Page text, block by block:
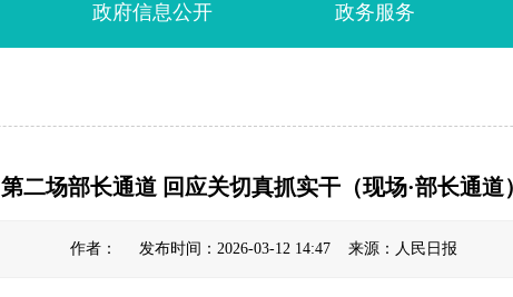
政府信息公开 政务服务
第二场部长通道 回应关切真抓实干（现场·部长通道
作者： 发布时间：2026-03-12 14:47 来源：人民日报